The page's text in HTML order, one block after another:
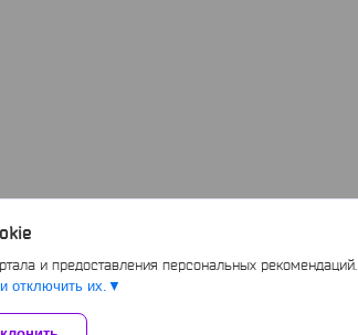
и предоставления персональных рекомендаций.
отключить их.